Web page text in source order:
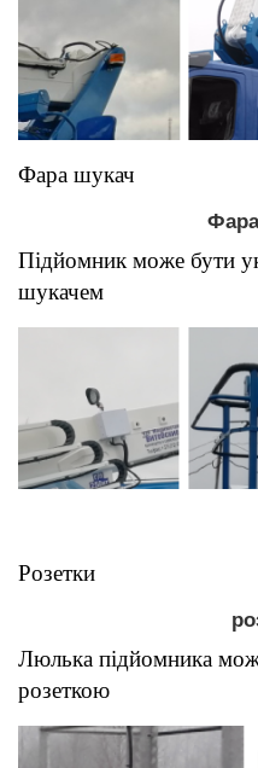
Фара шукач
Підйомник може бути
шукачем
Розетки
Люлька підйомника
розеткою